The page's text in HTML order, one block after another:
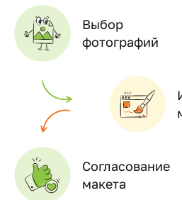
Выбор
фотографий
Согласование
макета